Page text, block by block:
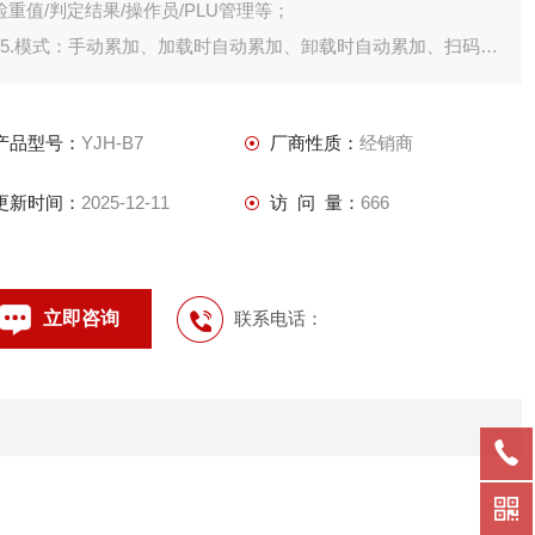
重值/判定结果/操作员/PLU管理等；
模式：手动累加、加载时自动累加、卸载时自动累加、扫码累
品型号： YJH-B7 厂商性质： 经销商
新时间： 2025-12-11 访 问 量： 666
立即咨询 联系电话：